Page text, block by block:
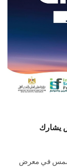
يشارك
شمس في معرض